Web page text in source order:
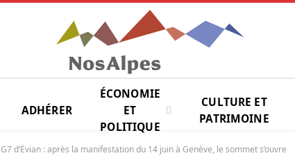
ADHÉRER
ÉCONOMIE
ET
POLITIQUE
CULTURE ET
PATRIMOINE
G7 d’Évian : après la manifestation du 14 juin à Genève, le sommet s’ouvre